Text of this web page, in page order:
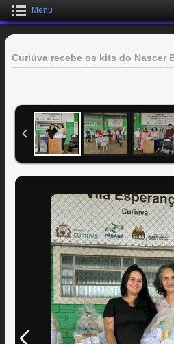
Menu
Curiúva recebe os kits do Nascer